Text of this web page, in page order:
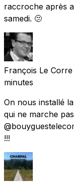
raccroche après
samedi. 🫤
François Le Corre
minutes
On nous installé
qui ne marche
!!!